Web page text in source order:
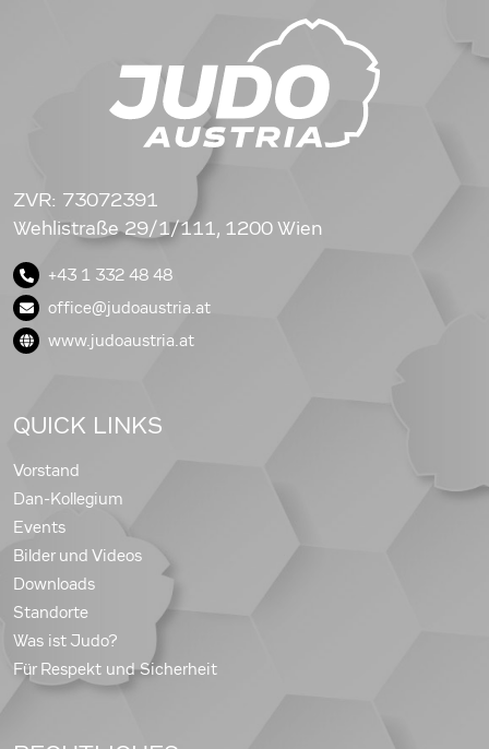
ZVR: 73072391
Wehlistraße 29/1/111, 1200 Wien
+43 1 332 48 48
office@judoaustria.at
www.judoaustria.at
QUICK LINKS
Vorstand
Dan-Kollegium
Events
Bilder und Videos
Downloads
Standorte
Was ist Judo?
Für Respekt und Sicherheit